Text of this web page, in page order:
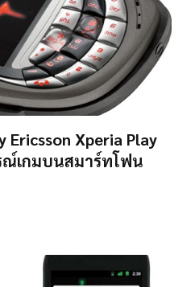
Ericsson Xperia Play
เกมบนสมาร์ทโฟน